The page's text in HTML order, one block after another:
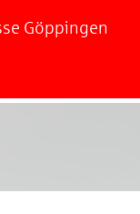
Göppingen